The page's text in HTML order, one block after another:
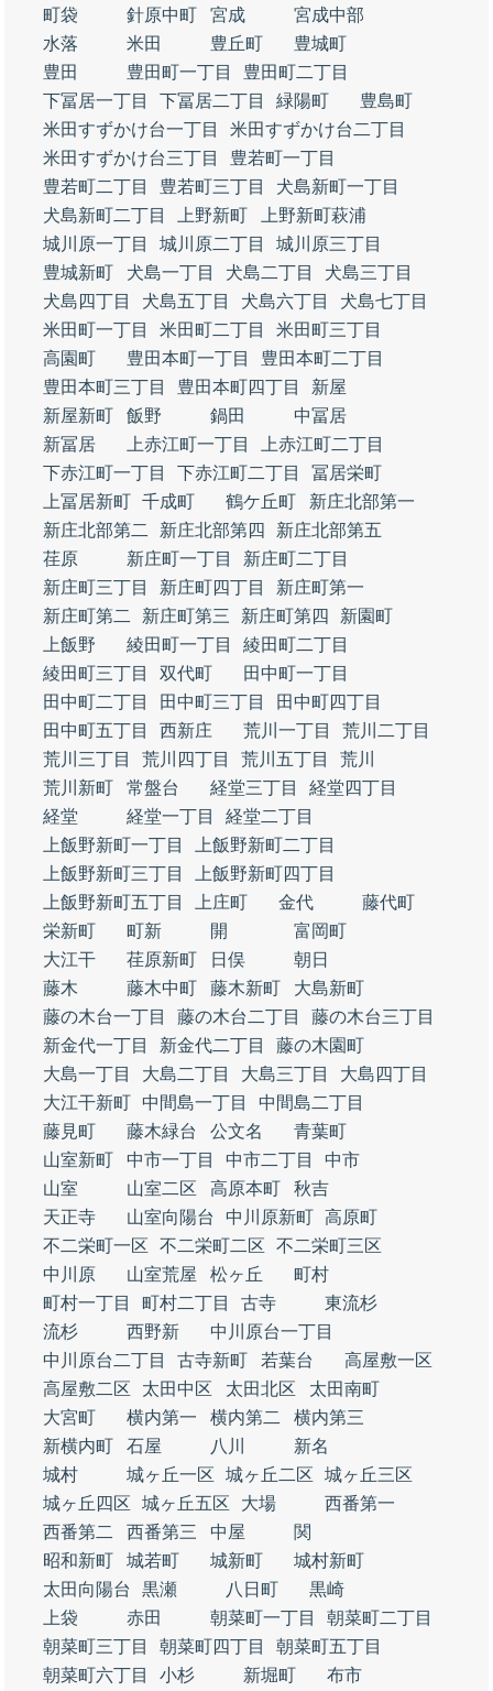
町袋
針原中町 宮成
宮成中部
水落
米田 豊丘町
豊城町
豊田
豊田町一丁目
豊田町二丁目
下冨居一丁目
下冨居二丁目 緑陽町
豊島町
米田すずかけ台一丁目
米田すずかけ台二丁目
米田すずかけ台三丁目
豊若町一丁目
豊若町二丁目
豊若町三丁目
犬島新町一丁目
犬島新町二丁目
上野新町
上野新町萩浦
城川原一丁目
城川原二丁目
城川原三丁目
豊城新町
犬島一丁目 犬島二丁目
犬島三丁目
犬島四丁目
犬島五丁目 犬島六丁目
犬島七丁目
米田町一丁目
米田町二丁目
米田町三丁目
高園町
豊田本町一丁目
豊田本町二丁目
豊田本町三丁目
豊田本町四丁目
新屋
新屋新町
飯野 鍋田
中冨居
新冨居
上赤江町一丁目
上赤江町二丁目
下赤江町一丁目
下赤江町二丁目
冨居栄町
上冨居新町 千成町 鶴ケ丘町
新庄北部第一
新庄北部第二
新庄北部第四
新庄北部第五
荏原
新庄町一丁目
新庄町二丁目
新庄町三丁目
新庄町四丁目
新庄町第一
新庄町第二
新庄町第三 新庄町第四
新園町
上飯野
綾田町一丁目
綾田町二丁目
綾田町三丁目
双代町
田中町一丁目
田中町二丁目
田中町三丁目
田中町四丁目
田中町五丁目
西新庄 荒川一丁目
荒川二丁目
荒川三丁目
荒川四丁目 荒川五丁目
荒川
荒川新町
常盤台 経堂三丁目
経堂四丁目
経堂
経堂一丁目
経堂二丁目
上飯野新町一丁目
上飯野新町二丁目
上飯野新町三丁目
上飯野新町四丁目
上飯野新町五丁目
上庄町 金代
藤代町
栄新町
町新 開
富岡町
大江干
荏原新町 日俣
朝日
藤木
藤木中町 藤木新町
大島新町
藤の木台一丁目
藤の木台二丁目
藤の木台三丁目
新金代一丁目
新金代二丁目
藤の木園町
大島一丁目
大島二丁目 大島三丁目
大島四丁目
大江干新町
中間島一丁目
中間島二丁目
藤見町
藤木緑台 公文名
青葉町
山室新町
中市一丁目 中市二丁目
中市
山室
山室二区 高原本町
秋吉
天正寺
山室向陽台 中川原新町 高原町
不二栄町一区
不二栄町二区
不二栄町三区
中川原
山室荒屋 松ヶ丘
町村
町村一丁目
町村二丁目 古寺
東流杉
流杉
西野新
中川原台一丁目
中川原台二丁目
古寺新町 若葉台
高屋敷一区
高屋敷二区
太田中区 太田北区
太田南町
大宮町
横内第一 横内第二
横内第三
新横内町
石屋 八川
新名
城村
城ヶ丘一区 城ヶ丘二区
城ヶ丘三区
城ヶ丘四区
城ヶ丘五区 大場
西番第一
西番第二
西番第三 中屋
関
昭和新町
城若町 城新町
城村新町
太田向陽台
黒瀬 八日町
黒崎
上袋
赤田 朝菜町一丁目
朝菜町二丁目
朝菜町三丁目
朝菜町四丁目
朝菜町五丁目
朝菜町六丁目
小杉 新堀町 布市